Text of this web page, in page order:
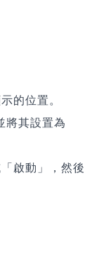
的位置。
將其設置為
啟動」，然後